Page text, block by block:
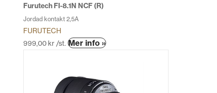
Furutech FI-8.1N NCF (R)
Jordad kontakt 2,5A
FURUTECH
999,00 kr /st. Mer info »